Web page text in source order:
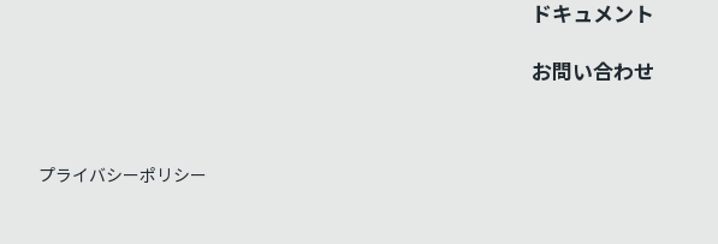
ドキュメント
お問い合わせ
プライバシーポリシー